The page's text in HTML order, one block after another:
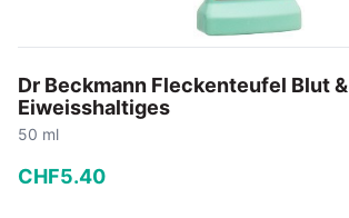
Dr Beckmann Fleckenteufel Blut &
Eiweisshaltiges
50 ml
CHF5.40